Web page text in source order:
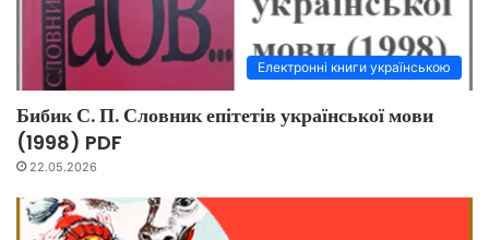
Електронні книги українською
Бибик С. П. Словник епітетів української мови
(1998) PDF
22.05.2026